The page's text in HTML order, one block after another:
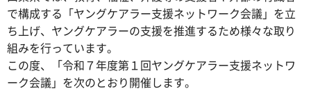
で構成する「ヤングケアラー支援ネットワーク会議」を立
ち上げ、ヤングケアラーの支援を推進するため様々な取り
組みを行っています。
この度、「令和７年度第１回ヤングケアラー支援ネットワ
ーク会議」を次のとおり開催します。